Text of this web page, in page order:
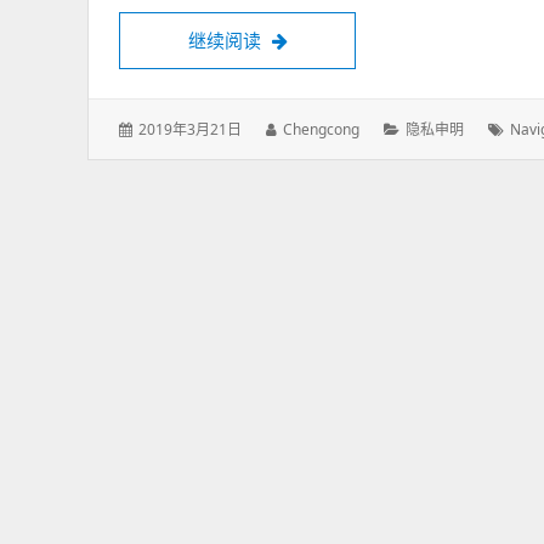
继续阅读 《导航栏》隐私申明“NAVIGATION
发
2019年3月21日
作
Chengcong
分
隐私申明
标